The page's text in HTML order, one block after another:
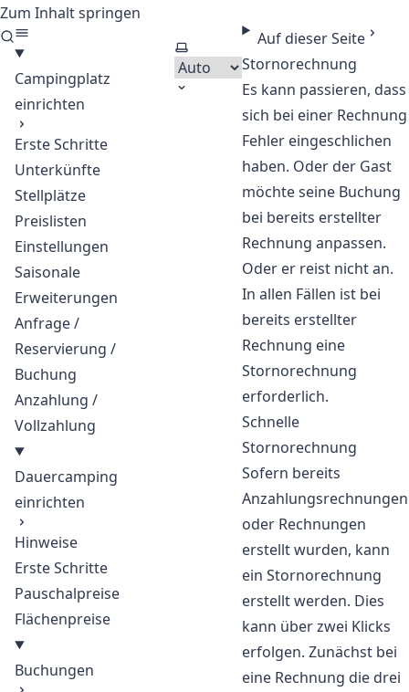
Zum Inhalt springen
CloudCamping - Software
Campingplatz
einrichten
Erste Schritte
Unterkünfte
Stellplätze
Preislisten
Einstellungen
Saisonale
Erweiterungen
Anfrage /
Reservierung /
Buchung
Anzahlung /
Vollzahlung
Dauercamping
einrichten
Hinweise
Erste Schritte
Pauschalpreise
Flächenpreise
Buchungen
Thema auswählen
Auf dieser Seite
Stornorechnung
Es kann passieren, dass
sich bei einer Rechnung
Fehler eingeschlichen
haben. Oder der Gast
möchte seine Buchung
bei bereits erstellter
Rechnung anpassen.
Oder er reist nicht an.
In allen Fällen ist bei
bereits erstellter
Rechnung eine
Stornorechnung
erforderlich.
Schnelle
Stornorechnung
Sofern bereits
Anzahlungsrechnungen
oder Rechnungen
erstellt wurden, kann
ein Stornorechnung
erstellt werden. Dies
kann über zwei Klicks
erfolgen. Zunächst bei
eine Rechnung die drei